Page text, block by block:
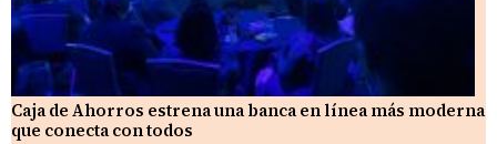
Caja de Ahorros estrena una banca en línea más moderna
que conecta con todos